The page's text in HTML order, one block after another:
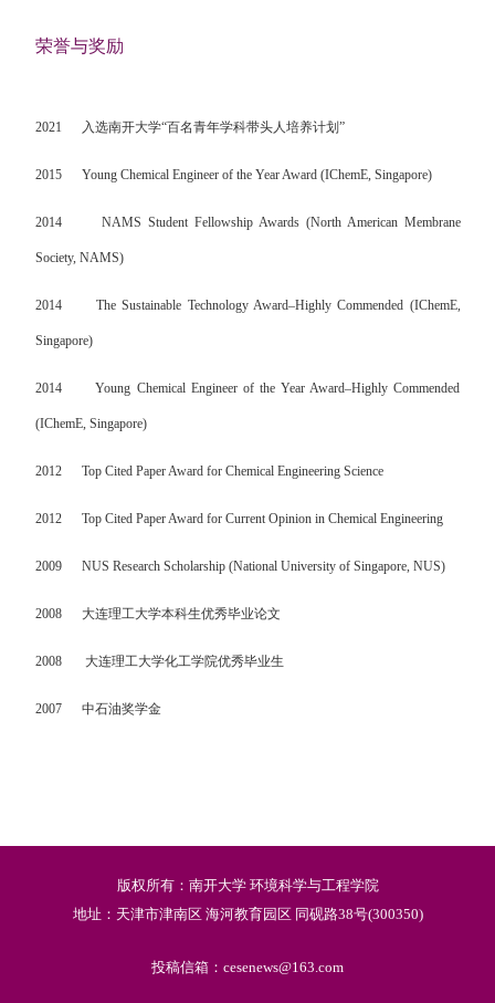
荣誉与奖励
2021 入选南开大学“百名青年学科带头人培养计划 ”
2015Young Chemical Engineer of the Year Award (IChemE, Singapore)
2014NAMS Student Fellowship Awards (North American Membrane
Society, NAMS)
2014The Sustainable Technology Award–Highly Commended (IChemE,
Singapore)
2014Young Chemical Engineer of the Year Award–Highly Commended
(IChemE, Singapore)
2012Top Cited Paper Award for Chemical Engineering Science
2012Top Cited Paper Award for Current Opinion in Chemical Engineering
2009NUS Research Scholarship (National University of Singapore, NUS)
2008 大连理工大学本科生优秀毕业论文
2008 大连理工大学化工学院优秀毕业生
2007 中石油奖学金
版权所有：南开大学 环境科学与工程学院
地址：天津市津南区 海河教育园区 同砚路38号(300350)
投稿信箱：cesenews@163.com